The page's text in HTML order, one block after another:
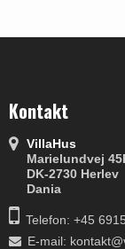
Kontakt
VillaHus
Marielundvej
DK-2730 Herlev
Dania
Telefon: +45
E-mail: